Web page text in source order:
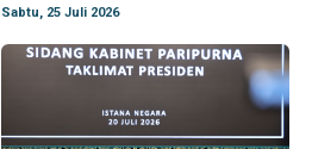
Sabtu, 25 Juli 2026